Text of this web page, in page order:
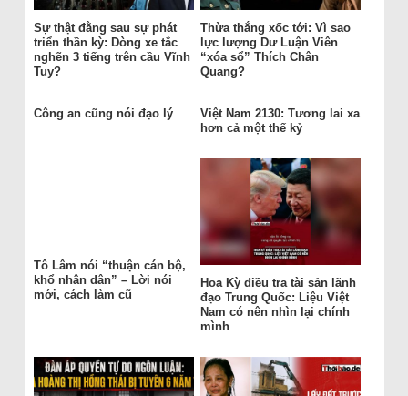
Sự thật đằng sau sự phát
triển thần kỳ: Dòng xe tắc
nghẽn 3 tiếng trên cầu Vĩnh
Tuy?
Thừa thắng xốc tới: Vì sao
lực lượng Dư Luận Viên
“xóa sổ” Thích Chân
Quang?
Công an cũng nói đạo lý
Việt Nam 2130: Tương lai xa
hơn cả một thế kỷ
Tô Lâm nói “thuận cán bộ,
khổ nhân dân” – Lời nói
mới, cách làm cũ
Hoa Kỳ điều tra tài sản lãnh
đạo Trung Quốc: Liệu Việt
Nam có nên nhìn lại chính
mình